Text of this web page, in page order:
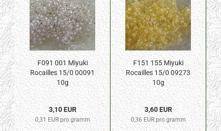
F091 001 Miyuki
Rocailles 15/0 00091
10g
3,10 EUR
0,31 EUR pro gramm
F151 155 Miyuki
Rocailles 15/0 09273
10g
3,60 EUR
0,36 EUR pro gramm